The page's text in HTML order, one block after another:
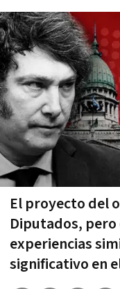
El proyecto del
Diputados,
experiencias
significativo en